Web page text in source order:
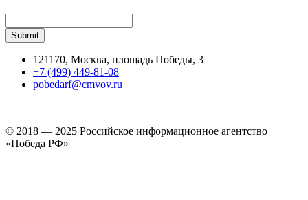
121170, Москва, площадь Победы, 3
+7 (499) 449-81-08
pobedarf@cmvov.ru
© 2018 — 2025 Российское информационное агентство
«Победа РФ»